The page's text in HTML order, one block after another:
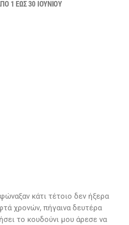
1 ΕΩΣ 30 ΙΟΥΝΙΟΥ
κάτι τέτοιο δεν ήξερα
χρονών, πήγαινα δευτέρα
το κουδούνι μου άρεσε να